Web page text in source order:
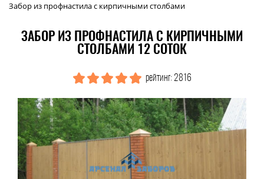
Забор из профнастила с кирпичными столбами
ЗАБОР ИЗ ПРОФНАСТИЛА С КИРПИЧНЫМИ
СТОЛБАМИ 12 СОТОК
рейтинг: 2816